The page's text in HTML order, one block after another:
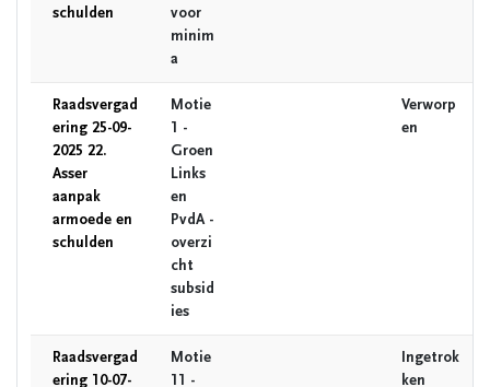
schulden
voor
minim
a
Raadsvergad
ering 25-09-
2025 22.
Asser
aanpak
armoede en
schulden
Motie
1 -
Groen
Links
en
PvdA -
overzi
cht
subsid
ies
Verworp
en
Raadsvergad
ering 10-07-
Motie
11 -
Ingetrok
ken